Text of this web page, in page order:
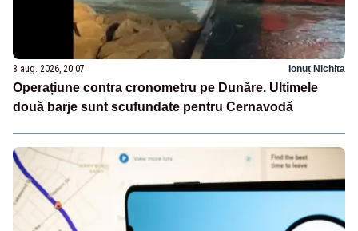
8 aug. 2026, 20:07 Ionuț Nichita
Operațiune contra cronometru pe Dunăre. Ultimele
două barje sunt scufundate pentru Cernavodă